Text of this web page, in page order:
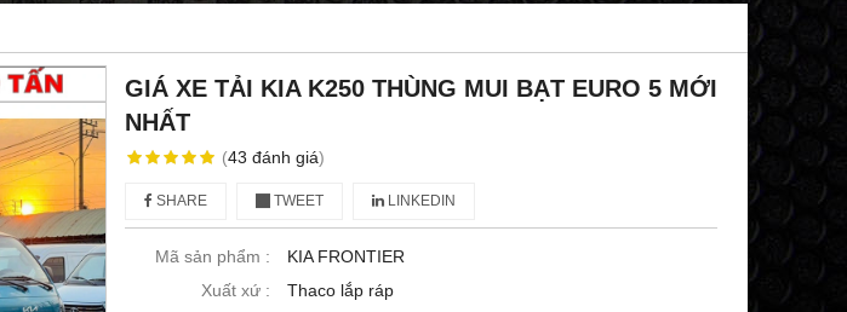
GIÁ XE TẢI KIA K250 THÙNG MUI BẠT EURO 5 MỚI
NHẤT
(43 đánh giá)
SHARE TWEET LINKEDIN
Mã sản phẩm :
KIA FRONTIER
Xuất xứ :
Thaco lắp ráp